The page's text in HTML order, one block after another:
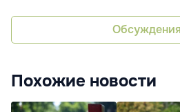
Обсуждения
Похожие новости